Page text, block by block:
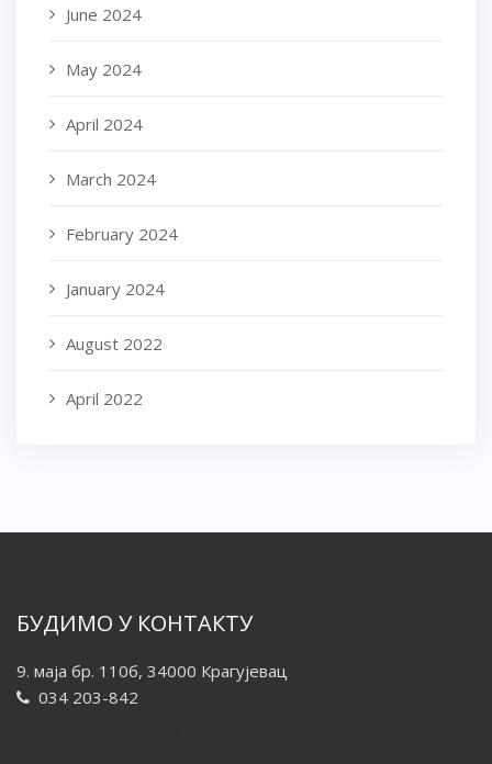
June 2024
May 2024
April 2024
March 2024
February 2024
January 2024
August 2022
April 2022
БУДИМО У КОНТАКТУ
9. маја бр. 110б, 34000 Крагујевац
034 203-842